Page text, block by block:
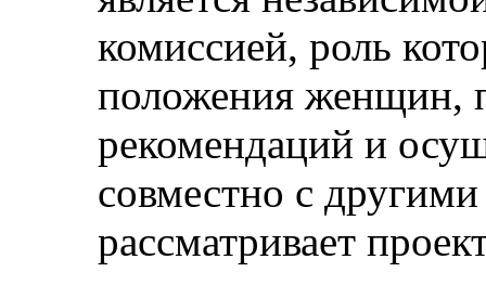
комиссией, роль
положения женщин,
рекомендаций и
совместно с
рассматривает